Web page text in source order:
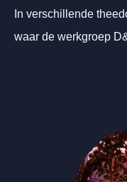
In verschillende
waar de werkgroep